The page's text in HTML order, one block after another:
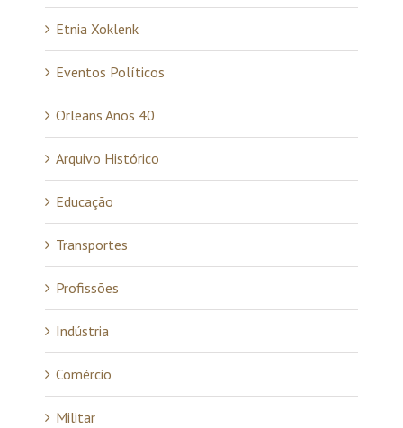
Etnia Xoklenk
Eventos Políticos
Orleans Anos 40
Arquivo Histórico
Educação
Transportes
Profissões
Indústria
Comércio
Militar